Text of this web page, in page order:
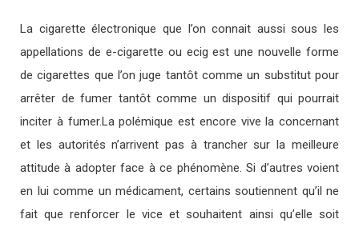
La cigarette électronique que l’on connait aussi sous les
appellations de e-cigarette ou ecig est une nouvelle forme
de cigarettes que l’on juge tantôt comme un substitut pour
arrêter de fumer tantôt comme un dispositif qui pourrait
inciter à fumer.La polémique est encore vive la concernant
et les autorités n’arrivent pas à trancher sur la meilleure
attitude à adopter face à ce phénomène. Si d’autres voient
en lui comme un médicament, certains soutiennent qu’il ne
fait que renforcer le vice et souhaitent ainsi qu’elle soit